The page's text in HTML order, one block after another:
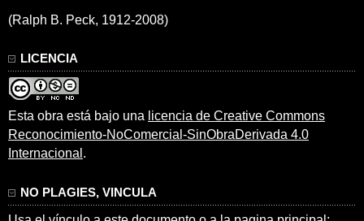
(Ralph B. Peck, 1912-2008)
LICENCIA
Esta obra está bajo una licencia de Creative Commons
Reconocimiento-NoComercial-SinObraDerivada 4.0
Internacional .
NO PLAGIES, VINCULA